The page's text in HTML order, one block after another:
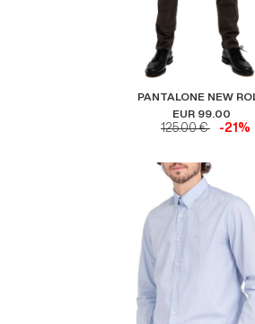
PANTALONE NEW
EUR 99.00
125.00 € -21%